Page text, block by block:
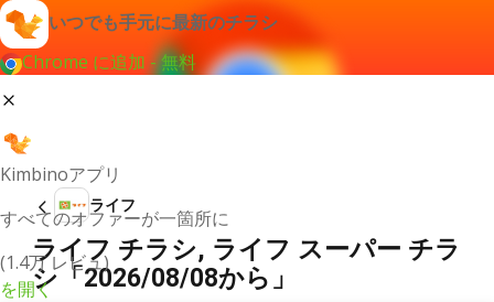
いつでも手元に最新のチラシ
Chrome に追加 - 無料
Kimbinoアプリ
すべてのオファーが一箇所に
(1.4万 レビュ)
を開く
ライフ
ライフ チラシ, ライフ スーパー チラ
シ「2026/08/08から」